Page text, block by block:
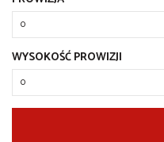
WYSOKOŚĆ PROWIZJI